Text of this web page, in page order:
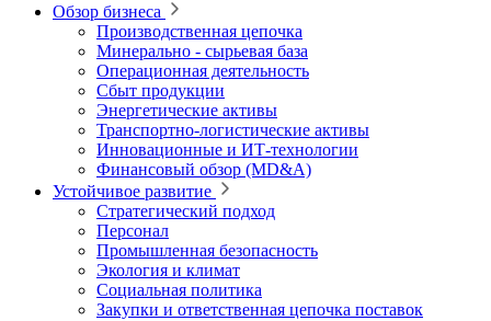
Обзор бизнеса
Производственная цепочка
Минерально ‑ сырьевая база
Операционная деятельность
Сбыт продукции
Энергетические активы
Транспортно-логистические активы
Инновационные и ИТ‑технологии
Финансовый обзор (MD&A)
Устойчивое развитие
Стратегический подход
Персонал
Промышленная безопасность
Экология и климат
Социальная политика
Закупки и ответственная цепочка поставок